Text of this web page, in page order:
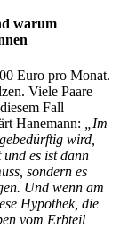
warum
Euro pro Monat.
Viele Paare
Fall
Hanemann:
„Im
wird,
es ist dann
sondern es
Und wenn am
Hypothek, die
vom Erbteil